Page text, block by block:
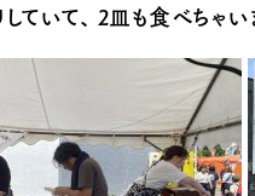
ていて、 2皿も食べちゃい